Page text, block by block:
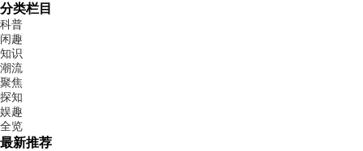
分类栏目
科普
闲趣
知识
潮流
聚焦
探知
娱趣
全览
最新推荐